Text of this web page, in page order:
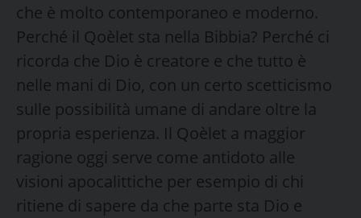
che è molto contemporaneo e moderno.
Perché il Qoèlet sta nella Bibbia? Perché ci
ricorda che Dio è creatore e che tutto è
nelle mani di Dio, con un certo scetticismo
sulle possibilità umane di andare oltre la
propria esperienza. Il Qoèlet a maggior
ragione oggi serve come antidoto alle
visioni apocalittiche per esempio di chi
ritiene di sapere da che parte sta Dio e